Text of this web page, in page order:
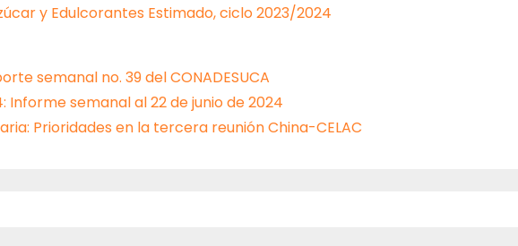
y Edulcorantes Estimado, ciclo 2023/2024
semanal no. 39 del CONADESUCA
semanal al 22 de junio de 2024
Prioridades en la tercera reunión China-CELAC